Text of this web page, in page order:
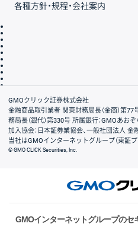
各種方針・規程・会社案内
会社案内
GMOクリック証券株式会社
金融商品取引業者 関東財務局長（金商）第
務局長（銀代）第330号 所属銀行：GMOあお
加入協会：日本証券業協会、一般社団法人
当社はGMOインターネットグループ（東証
© GMO CLICK Securities, Inc.
GMOインターネットグループのセ